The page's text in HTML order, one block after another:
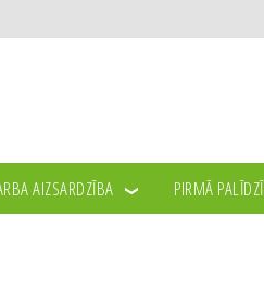
AIZSARDZĪBA PIRMĀ